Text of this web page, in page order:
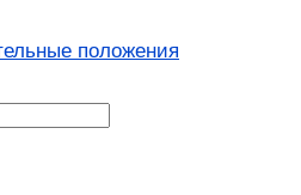
положения